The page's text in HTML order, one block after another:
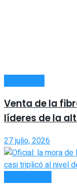
Venta de la
líderes de la
27 julio, 2026